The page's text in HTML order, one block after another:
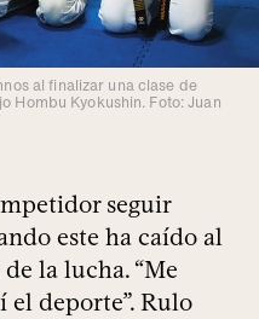
al finalizar una clase de
Hombu Kyokushin. Foto: Juan
seguir
este ha caído al
la lucha. “Me
el deporte”. Rulo